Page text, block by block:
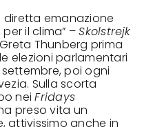
diretta emanazione
il clima” –Skolstrejk
Thunberg prima
elezioni parlamentari
poi ogni
Sulla scorta
neiFridays
preso vita un
attivissimo anche in